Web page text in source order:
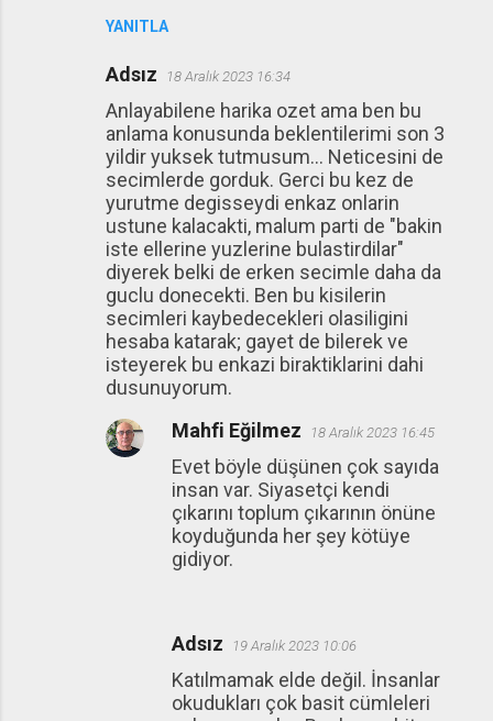
YANITLA
Adsız 18 Aralık 2023 16:34
Anlayabilene harika ozet ama ben bu
anlama konusunda beklentilerimi son 3
yildir yuksek tutmusum... Neticesini de
secimlerde gorduk. Gerci bu kez de
yurutme degisseydi enkaz onlarin
ustune kalacakti, malum parti de "bakin
iste ellerine yuzlerine bulastirdilar"
diyerek belki de erken secimle daha da
guclu donecekti. Ben bu kisilerin
secimleri kaybedecekleri olasiligini
hesaba katarak; gayet de bilerek ve
isteyerek bu enkazi biraktiklarini dahi
dusunuyorum.
Mahfi Eğilmez
18 Aralık 2023 16:45
Evet böyle düşünen çok sayıda
insan var. Siyasetçi kendi
çıkarını toplum çıkarının önüne
koyduğunda her şey kötüye
gidiyor.
Adsız 19 Aralık 2023 10:06
Katılmamak elde değil. İnsanlar
okudukları çok basit cümleleri